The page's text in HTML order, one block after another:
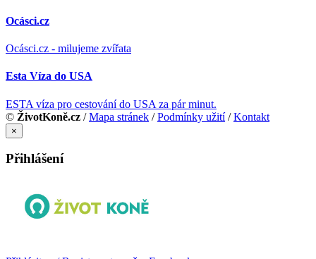
Ocásci.cz
Ocásci.cz - milujeme zvířata
Esta Víza do USA
ESTA víza pro cestování do USA za pár minut.
© ŽivotKoně.cz /Mapa stránek /Podmínky užití/Kontakt
×
Přihlášení